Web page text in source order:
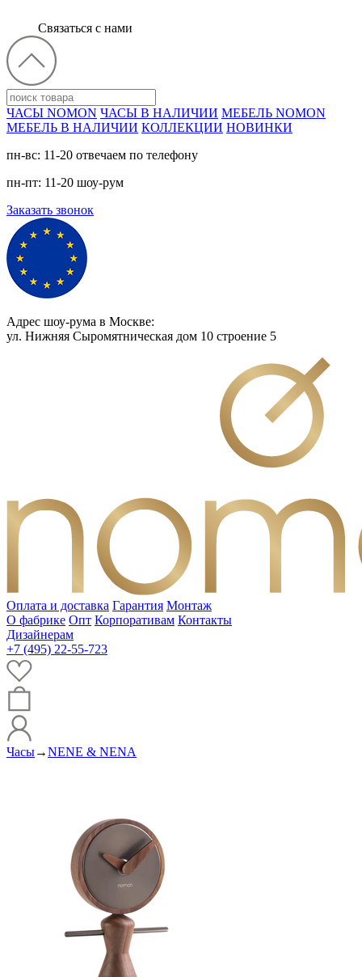
Связаться с нами
ЧАСЫ NOMON ЧАСЫ В НАЛИЧИИ МЕБЕЛЬ NOMON
МЕБЕЛЬ В НАЛИЧИИ КОЛЛЕКЦИИ НОВИНКИ
пн-вс: 11-20 отвечаем по телефону
пн-пт: 11-20 шоу-рум
Заказать звонок
Адрес шоу-рума в Москве:
ул. Нижняя Сыромятническая дом 10 cтроение 5
Оплата и доставка Гарантия Монтаж
О фабрике Опт Корпоративам Контакты
Дизайнерам
+7 (495) 22-55-723
Часы→NENE & NENA